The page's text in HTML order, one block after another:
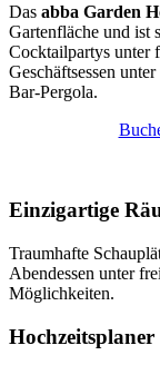
Das abba Garden
Gartenfläche und ist
Cocktailpartys unter
Geschäftsessen
Bar-Pergola.
Einzigartige
Traumhafte
Abendessen unter
Möglichkeiten.
Hochzeitsplaner